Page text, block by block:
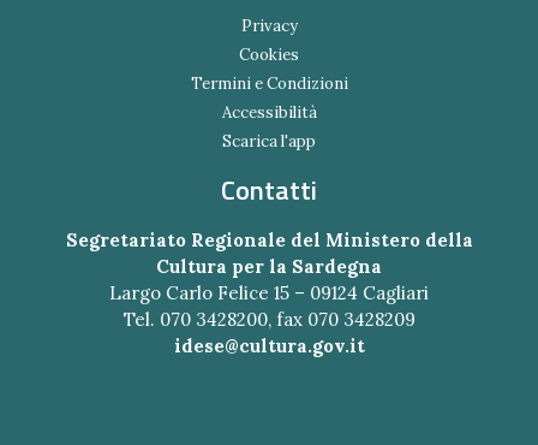
Privacy
Cookies
Termini e Condizioni
Accessibilità
Scarica l'app
Contatti
Segretariato Regionale del Ministero della
Cultura per la Sardegna
Largo Carlo Felice 15 – 09124 Cagliari
Tel. 070 3428200, fax 070 3428209
idese@cultura.gov.it